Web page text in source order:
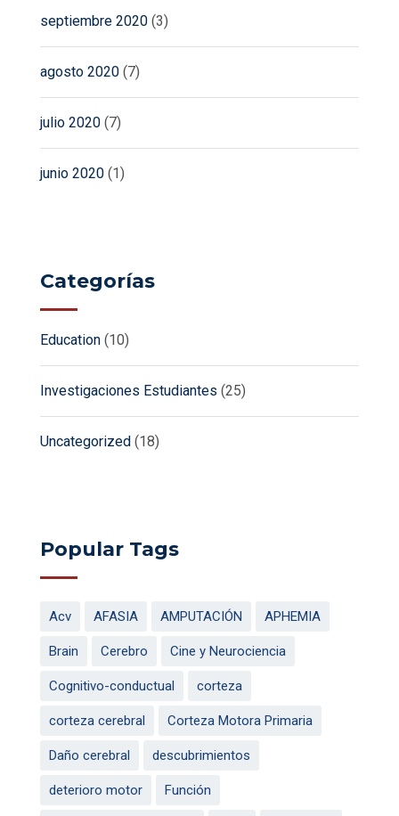
septiembre 2020 (3)
agosto 2020 (7)
julio 2020 (7)
junio 2020 (1)
Categorías
Education (10)
Investigaciones Estudiantes (25)
Uncategorized (18)
Popular Tags
Acv AFASIA AMPUTACIÓN APHEMIA
Brain Cerebro Cine y Neurociencia
Cognitivo-conductual corteza
corteza cerebral Corteza Motora Primaria
Daño cerebral descubrimientos
deterioro motor Función